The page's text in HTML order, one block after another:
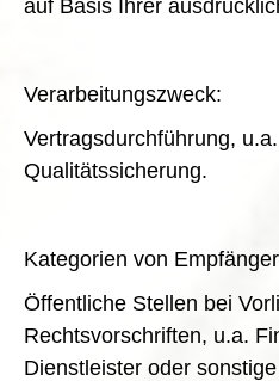
auf Basis Ihrer
Verarbeitungszweck:
Vertragsdurchführung,
Qualitätssicherung.
Kategorien von
Öffentliche Stellen bei
Rechtsvorschriften, u.a.
Dienstleister oder